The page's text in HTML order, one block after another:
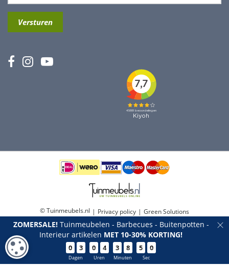
ZOMERSALE!Tuinmeubelen - Barbecues - Buitenpotten -
Interieur artikelen MET 10-30% KORTING!
0 3
Dagen
0 4
Uren
3 8
Minuten
4 9
Sec
© Tuinmeubels.nl Privacy policy
Green Solutions
Tuincentrum Overzicht
COOKIE-INSTELLINGEN